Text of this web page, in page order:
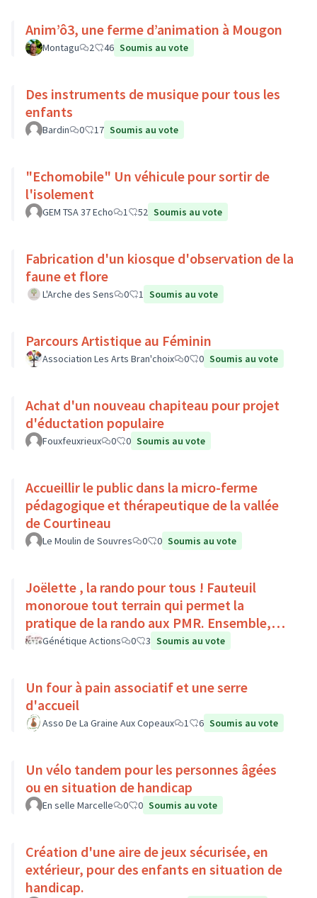
Anim’ô3, une ferme d’animation à Mougon
Montagu 2 46 Soumis au vote
Des instruments de musique pour tous les
enfants
Bardin 0 17 Soumis au vote
"Echomobile" Un véhicule pour sortir de
l'isolement
GEM TSA 37 Echo 1 52 Soumis au vote
Fabrication d'un kiosque d'observation de la
faune et flore
L'Arche des Sens 0 1 Soumis au vote
Parcours Artistique au Féminin
Association Les Arts Bran'choix 0 0 Soumis au vote
Achat d'un nouveau chapiteau pour projet
d'éductation populaire
Fouxfeuxrieux 0 0 Soumis au vote
Accueillir le public dans la micro-ferme
pédagogique et thérapeutique de la vallée
de Courtineau
Le Moulin de Souvres 0 0 Soumis au vote
Joëlette , la rando pour tous ! Fauteuil
monoroue tout terrain qui permet la
pratique de la rando aux PMR. Ensemble,
faisons du sport :)
Génétique Actions 0 3 Soumis au vote
Un four à pain associatif et une serre
d'accueil
Asso De La Graine Aux Copeaux 1 6 Soumis au vote
Un vélo tandem pour les personnes âgées
ou en situation de handicap
En selle Marcelle 0 0 Soumis au vote
Création d'une aire de jeux sécurisée, en
extérieur, pour des enfants en situation de
handicap.